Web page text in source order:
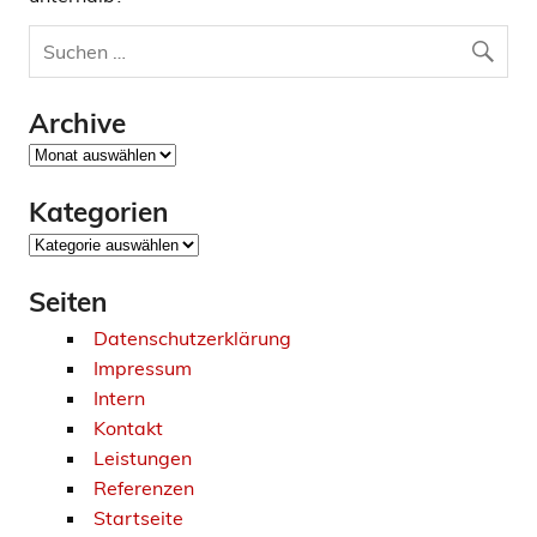
Archive
Archive
Kategorien
Kategorien
Seiten
Datenschutzerklärung
Impressum
Intern
Kontakt
Leistungen
Referenzen
Startseite